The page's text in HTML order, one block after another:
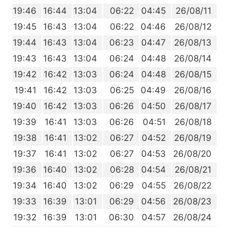
26/08/11
04:45
06:22
13:04
16:44
19:46
26/08/12
04:46
06:22
13:04
16:43
19:45
26/08/13
04:47
06:23
13:04
16:43
19:44
26/08/14
04:48
06:24
13:04
16:43
19:43
26/08/15
04:48
06:24
13:03
16:42
19:42
26/08/16
04:49
06:25
13:03
16:42
19:41
26/08/17
04:50
06:26
13:03
16:42
19:40
26/08/18
04:51
06:26
13:03
16:41
19:39
26/08/19
04:52
06:27
13:02
16:41
19:38
26/08/20
04:53
06:27
13:02
16:41
19:37
26/08/21
04:54
06:28
13:02
16:40
19:36
26/08/22
04:55
06:29
13:02
16:40
19:34
26/08/23
04:56
06:29
13:01
16:39
19:33
26/08/24
04:57
06:30
13:01
16:39
19:32